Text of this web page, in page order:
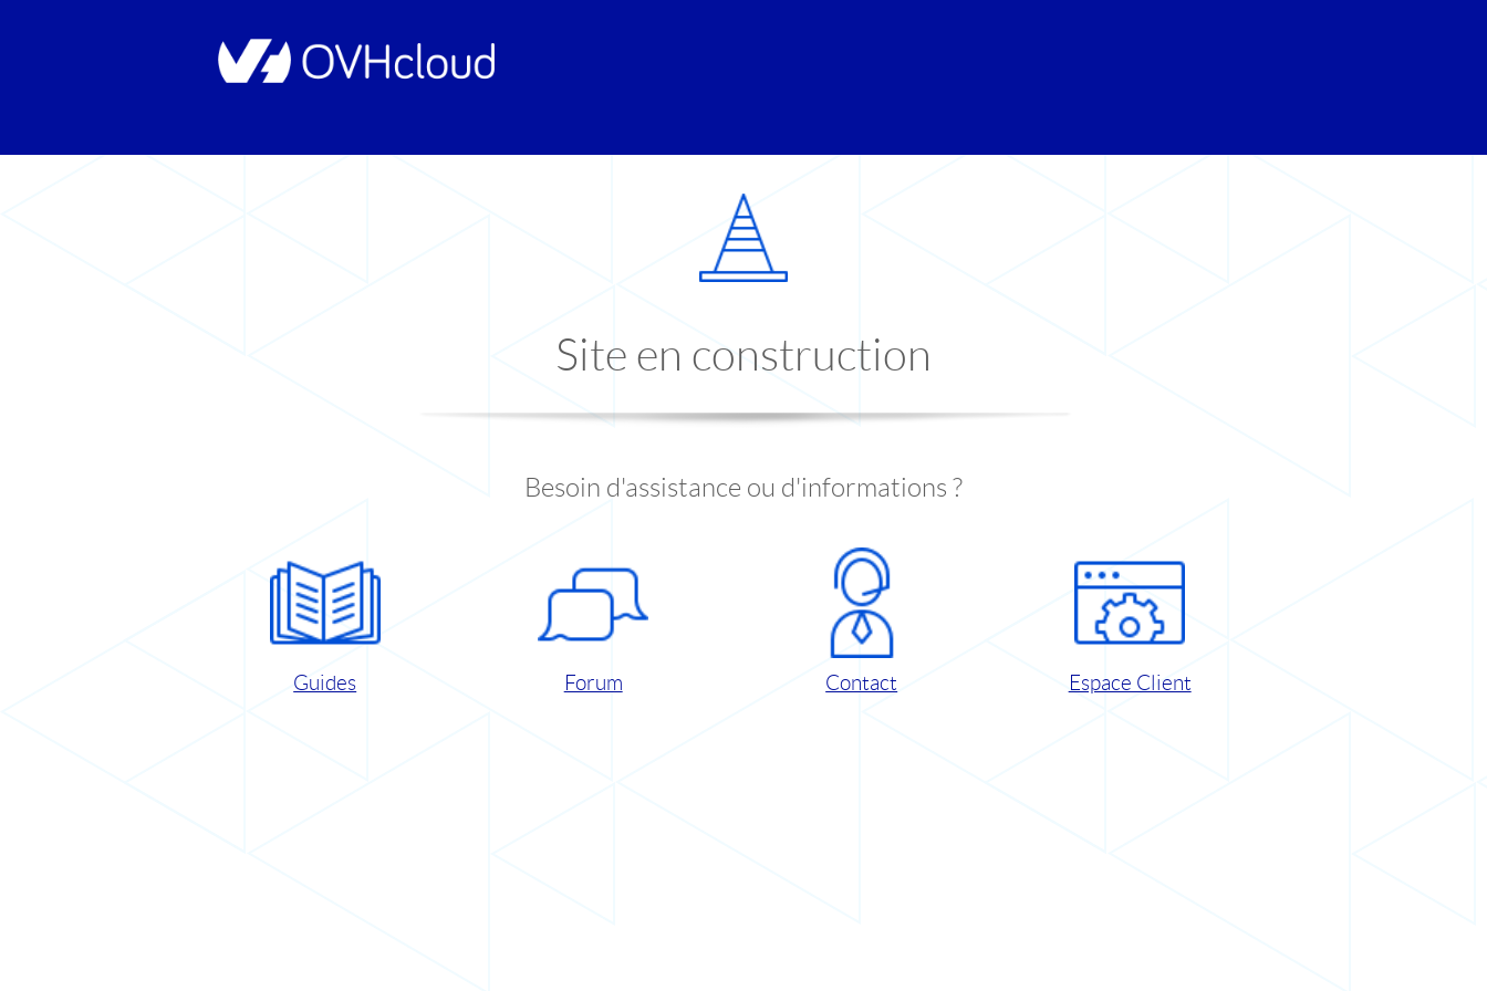
Site en construction
Besoin d'assistance ou d'informations ?
Guides Forum Contact Espace Client